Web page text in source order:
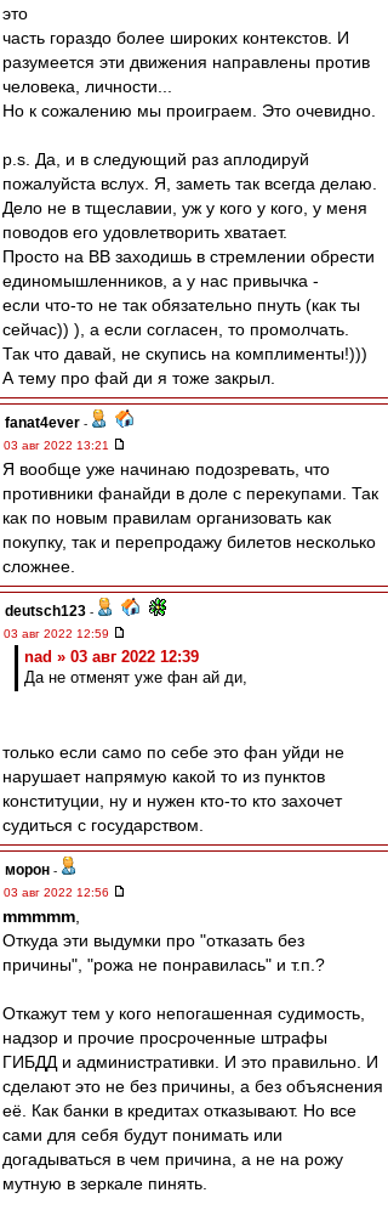
это
часть гораздо более широких контекстов. И
разумеется эти движения направлены против
человека, личности...
Но к сожалению мы проиграем. Это очевидно.
p.s. Да, и в следующий раз аплодируй
пожалуйста вслух. Я, заметь так всегда делаю.
Дело не в тщеславии, уж у кого у кого, у меня
поводов его удовлетворить хватает.
Просто на ВВ заходишь в стремлении обрести
единомышленников, а у нас привычка -
если что-то не так обязательно пнуть (как ты
сейчас)) ), а если согласен, то промолчать.
Так что давай, не скупись на комплименты!)))
А тему про фай ди я тоже закрыл.
fanat4ever -
03 авг 2022 13:21
Я вообще уже начинаю подозревать, что
противники фанайди в доле с перекупами. Так
как по новым правилам организовать как
покупку, так и перепродажу билетов несколько
сложнее.
deutsch123 -
03 авг 2022 12:59
nad » 03 авг 2022 12:39
Да не отменят уже фан ай ди,
только если само по себе это фан уйди не
нарушает напрямую какой то из пунктов
конституции, ну и нужен кто-то кто захочет
судиться с государством.
морон -
03 авг 2022 12:56
mmmmm
Откуда эти выдумки про "отказать без
причины", "рожа не понравилась" и т.п.?
Откажут тем у кого непогашенная судимость,
надзор и прочие просроченные штрафы
ГИБДД и административки. И это правильно. И
сделают это не без причины, а без объяснения
её. Как банки в кредитах отказывают. Но все
сами для себя будут понимать или
догадываться в чем причина, а не на рожу
мутную в зеркале пинять.